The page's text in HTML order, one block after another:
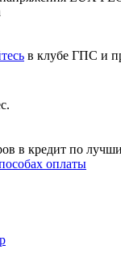
в клубе ГПС и
в кредит по
оплаты